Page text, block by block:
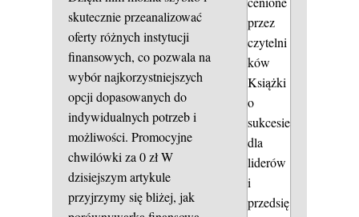
skutecznie przeanalizować
oferty różnych instytucji
finansowych, co pozwala na
wybór najkorzystniejszych
opcji dopasowanych do
indywidualnych potrzeb i
możliwości. Promocyjne
chwilówki za 0 złW
dzisiejszym artykule
przyjrzymy się bliżej, jak
przez
czytelni
ków
Książki
o
sukcesie
dla
liderów
i
przedsię